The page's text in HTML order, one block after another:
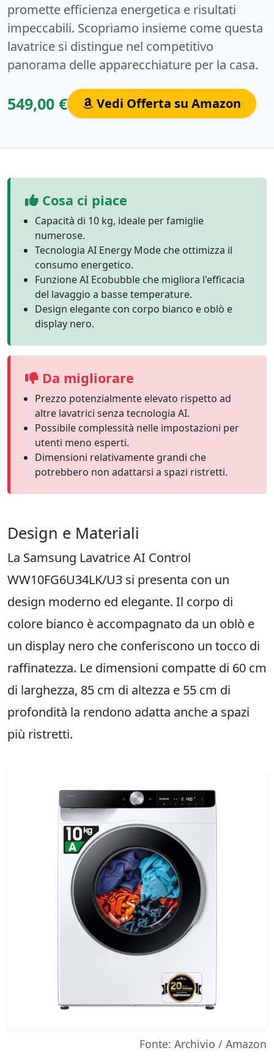
promette efficienza energetica e risultati
impeccabili. Scopriamo insieme come questa
lavatrice si distingue nel competitivo
panorama delle apparecchiature per la casa.
549,00 € Vedi Offerta su Amazon
Cosa ci piace
Capacità di 10 kg, ideale per famiglie
numerose.
Tecnologia AI Energy Mode che ottimizza il
consumo energetico.
Funzione AI Ecobubble che migliora l'efficacia
del lavaggio a basse temperature.
Design elegante con corpo bianco e oblò e
display nero.
Da migliorare
Prezzo potenzialmente elevato rispetto ad
altre lavatrici senza tecnologia AI.
Possibile complessità nelle impostazioni per
utenti meno esperti.
Dimensioni relativamente grandi che
potrebbero non adattarsi a spazi ristretti.
Design e Materiali
La Samsung Lavatrice AI Control
WW10FG6U34LK/U3 si presenta con un
design moderno ed elegante. Il corpo di
colore bianco è accompagnato da un oblò e
un display nero che conferiscono un tocco di
raffinatezza. Le dimensioni compatte di 60 cm
di larghezza, 85 cm di altezza e 55 cm di
profondità la rendono adatta anche a spazi
più ristretti.
Fonte: Archivio / Amazon